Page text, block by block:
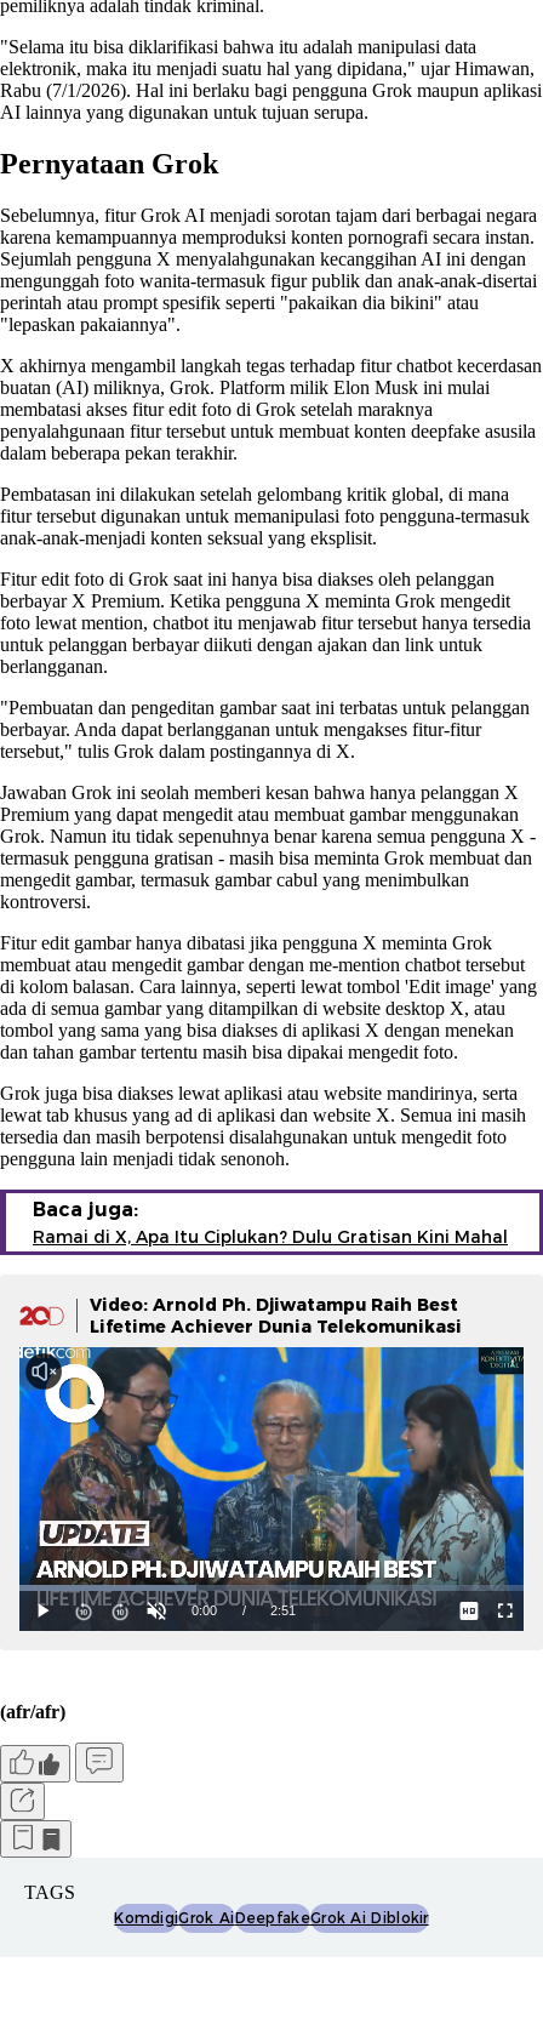
pemiliknya adalah tindak kriminal.
"Selama itu bisa diklarifikasi bahwa itu adalah manipulasi data
elektronik, maka itu menjadi suatu hal yang dipidana," ujar Himawan,
Rabu (7/1/2026). Hal ini berlaku bagi pengguna Grok maupun aplikasi
AI lainnya yang digunakan untuk tujuan serupa.
Pernyataan Grok
Sebelumnya, fitur Grok AI menjadi sorotan tajam dari berbagai negara
karena kemampuannya memproduksi konten pornografi secara instan.
Sejumlah pengguna X menyalahgunakan kecanggihan AI ini dengan
mengunggah foto wanita-termasuk figur publik dan anak-anak-disertai
perintah atau prompt spesifik seperti "pakaikan dia bikini" atau
"lepaskan pakaiannya".
X akhirnya mengambil langkah tegas terhadap fitur chatbot kecerdasan
buatan (AI) miliknya, Grok. Platform milik Elon Musk ini mulai
membatasi akses fitur edit foto di Grok setelah maraknya
penyalahgunaan fitur tersebut untuk membuat konten deepfake asusila
dalam beberapa pekan terakhir.
Pembatasan ini dilakukan setelah gelombang kritik global, di mana
fitur tersebut digunakan untuk memanipulasi foto pengguna-termasuk
anak-anak-menjadi konten seksual yang eksplisit.
Fitur edit foto di Grok saat ini hanya bisa diakses oleh pelanggan
berbayar X Premium. Ketika pengguna X meminta Grok mengedit
foto lewat mention, chatbot itu menjawab fitur tersebut hanya tersedia
untuk pelanggan berbayar diikuti dengan ajakan dan link untuk
berlangganan.
"Pembuatan dan pengeditan gambar saat ini terbatas untuk pelanggan
berbayar. Anda dapat berlangganan untuk mengakses fitur-fitur
tersebut," tulis Grok dalam postingannya di X.
Jawaban Grok ini seolah memberi kesan bahwa hanya pelanggan X
Premium yang dapat mengedit atau membuat gambar menggunakan
Grok. Namun itu tidak sepenuhnya benar karena semua pengguna X -
termasuk pengguna gratisan - masih bisa meminta Grok membuat dan
mengedit gambar, termasuk gambar cabul yang menimbulkan
kontroversi.
Fitur edit gambar hanya dibatasi jika pengguna X meminta Grok
membuat atau mengedit gambar dengan me-mention chatbot tersebut
di kolom balasan. Cara lainnya, seperti lewat tombol 'Edit image' yang
ada di semua gambar yang ditampilkan di website desktop X, atau
tombol yang sama yang bisa diakses di aplikasi X dengan menekan
dan tahan gambar tertentu masih bisa dipakai mengedit foto.
Grok juga bisa diakses lewat aplikasi atau website mandirinya, serta
lewat tab khusus yang ad di aplikasi dan website X. Semua ini masih
tersedia dan masih berpotensi disalahgunakan untuk mengedit foto
pengguna lain menjadi tidak senonoh.
Baca juga:
Ramai di X, Apa Itu Ciplukan? Dulu Gratisan Kini Mahal
Video: Arnold Ph. Djiwatampu Raih Best
Lifetime Achiever Dunia Telekomunikasi
(afr/afr)
TAGS
KomdigiGrok AiDeepfakeGrok Ai Diblokir